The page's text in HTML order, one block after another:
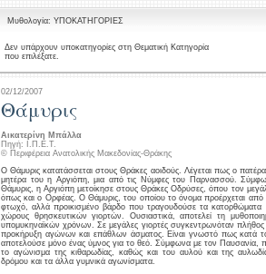
Μυθολογία: ΥΠΟΚΑΤΗΓΟΡΙΕΣ
Δεν υπάρχουν υποκατηγορίες στη Θεματική Κατηγορία
που επιλέξατε.
02/12/2007
Θάμυρις
Αικατερίνη Μπάλλα
Πηγή: Ι.Π.Ε.Τ.
© Περιφέρεια Ανατολικής Μακεδονίας-Θράκης
Ο Θάμυρις κατατάσσεται στους Θράκες αοιδούς. Λέγεται πως ο
μητέρα του η Αργιόπη, μια από τις Νύμφες του Παρνασσού.
Θάμυρις, η Αργιόπη μετοίκησε στους Θράκες Οδρύσες, όπου τον
όπως και ο Ορφέας. Ο Θάμυρις, του οποίου το όνομα προέρχεται
φτωχό, αλλά προικισμένο βάρδο που τραγουδούσε τα
χώρους θρησκευτικών γιορτών. Ουσιαστικά, αποτελεί τη
υπομυκηναϊκών χρόνων. Σε μεγάλες γιορτές συγκεντρωνόταν πλήθος
προκήρυξη αγώνων και επάθλων άσματος. Είναι γνωστό πως κατά
αποτελούσε μόνο ένας ύμνος για το θεό. Σύμφωνα με τον
το αγώνισμα της κιθαρωδίας, καθώς και του αυλού και της
δρόμου και τα άλλα γυμνικά αγωνίσματα.